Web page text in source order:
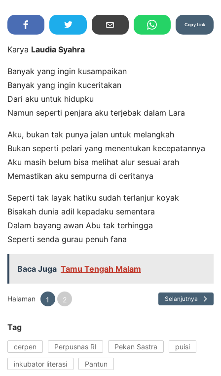
Copy Link
Karya Laudia Syahra
Banyak yang ingin kusampaikan
Banyak yang ingin kuceritakan
Dari aku untuk hidupku
Namun seperti penjara aku terjebak dalam Lara
Aku, bukan tak punya jalan untuk melangkah
Bukan seperti pelari yang menentukan kecepatannya
Aku masih belum bisa melihat alur sesuai arah
Memastikan aku sempurna di ceritanya
Seperti tak layak hatiku sudah terlanjur koyak
Bisakah dunia adil kepadaku sementara
Dalam bayang awan Abu tak terhingga
Seperti senda gurau penuh fana
Baca Juga Tamu Tengah Malam
Halaman 1 2 Selanjutnya
Tag
cerpen Perpusnas RI Pekan Sastra puisi
inkubator literasi Pantun